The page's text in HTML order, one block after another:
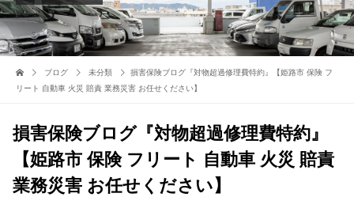
ブログ 未分類
損害保険ブログ『対物超過修理費特約』【姫路市 保険 フ
リート 自動車 火災 賠責 業務災害 お任せください】
損害保険ブログ『対物超過修理費特約』
【姫路市 保険 フリート 自動車 火災 賠責
業務災害 お任せください】